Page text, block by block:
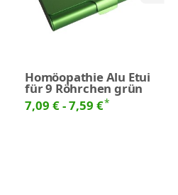
Homöopathie Alu Etui
für 9 Röhrchen grün
7,09 € -7,59 €*